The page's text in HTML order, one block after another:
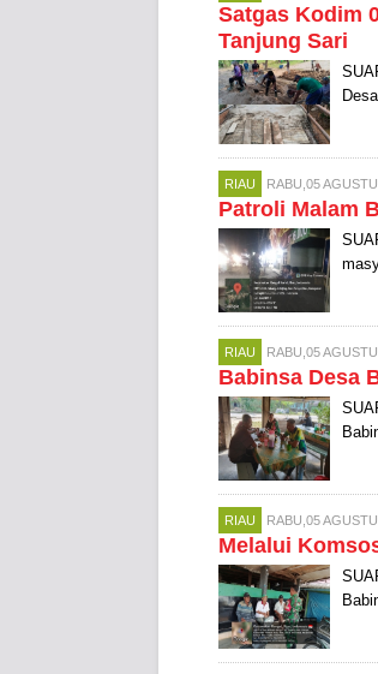
Satgas Kodim
Tanjung Sari
RIAU RABU,05
Patroli Malam
RIAU RABU,05
Babinsa Desa
RIAU RABU,05
Melalui